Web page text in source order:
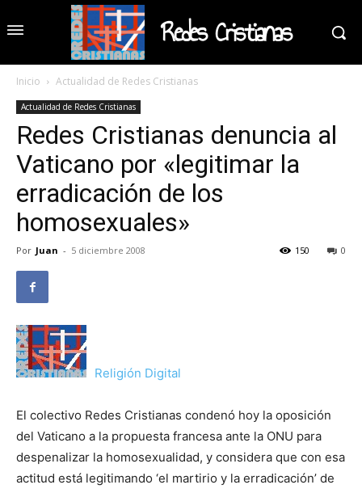
Redes Cristianas
Inicio Actualidad de Redes Cristianas
Actualidad de Redes Cristianas
Redes Cristianas denuncia al
Vaticano por «legitimar la
erradicación de los
homosexuales»
Por Juan - 5 diciembre 2008 0
150
Religión Digital
El colectivo Redes Cristianas condenó hoy la oposición
del Vaticano a la propuesta francesa ante la ONU para
despenalizar la homosexualidad, y considera que con esa
actitud está legitimando ‘el martirio y la erradicación’ de